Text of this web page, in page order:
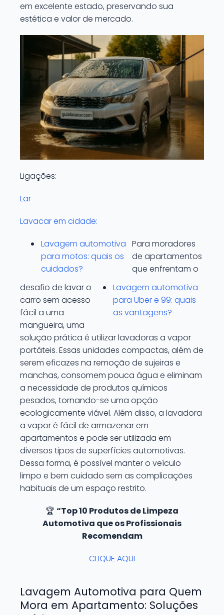
em excelente estado, preservando sua
estética e valor de mercado.
Ligações:
Lar
Lavacar em cidade:
Lavagem automotiva
para motos: quais os
cuidados?
Lavagem automotiva
para Uber e 99: quais
as vantagens?
Para moradores
de apartamentos
que enfrentam o
desafio de lavar o
carro sem acesso
fácil a uma
mangueira, uma
solução prática é utilizar lavadoras a vapor
portáteis. Essas unidades compactas, além de
serem eficazes na remoção de sujeiras e
manchas, consomem pouca água e eliminam
a necessidade de produtos químicos
pesados, tornando-se uma opção
ecologicamente viável. Além disso, a lavadora
a vapor é fácil de armazenar em
apartamentos e pode ser utilizada em
diversos tipos de superfícies automotivas.
Dessa forma, é possível manter o veículo
limpo e bem cuidado sem as complicações
habituais de um espaço restrito.
🏆 “Top 10 Produtos de Limpeza
Automotiva que os Profissionais
Recomendam
CLIQUE AQUI
Lavagem Automotiva para Quem
Mora em Apartamento: Soluções